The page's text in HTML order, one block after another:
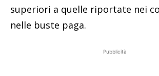
superiori a quelle riportate nei
nelle buste paga.
Pubblicità